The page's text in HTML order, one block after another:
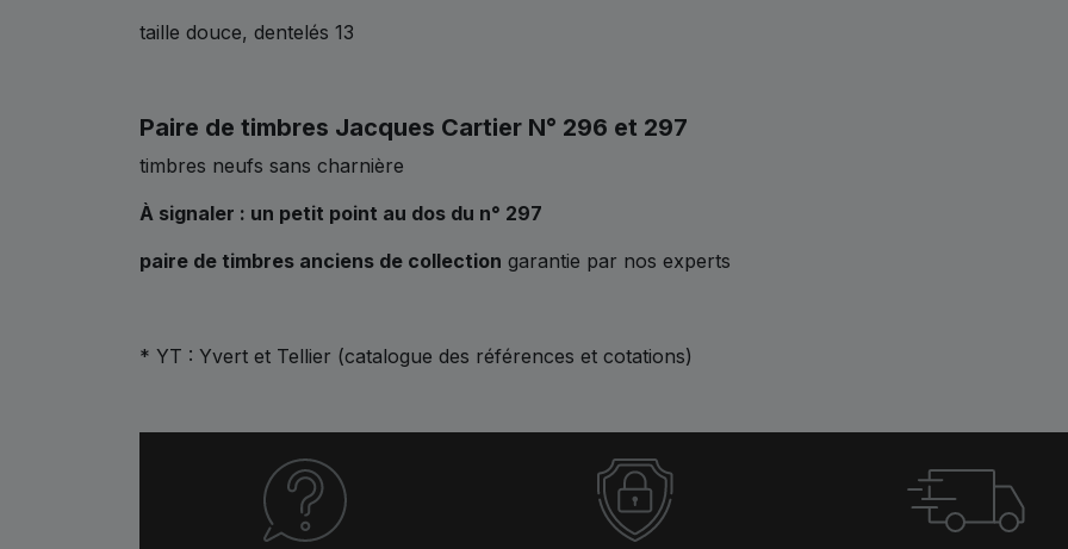
taille douce, dentelés 13
Paire de timbres Jacques Cartier N° 296 et 297
timbres neufs sans charnière
À signaler : un petit point au dos du n° 297
paire de timbres anciens de collection garantie par nos experts
* YT : Yvert et Tellier (catalogue des références et cotations)